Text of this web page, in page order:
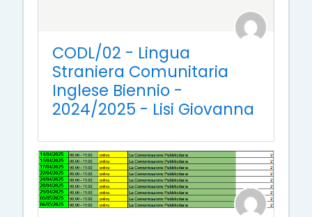
CODL/02 - Lingua
Straniera Comunitaria
Inglese Biennio -
2024/2025 - Lisi Giovanna